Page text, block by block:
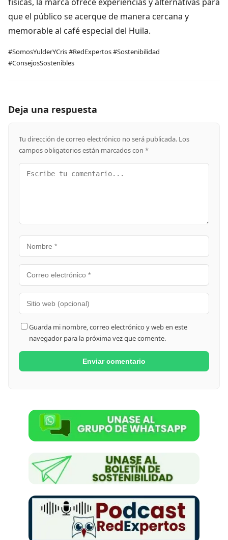
que el público se acerque de manera cercana y
memorable al café especial del Huila.
#SomosYulderYCris #RedExpertos #Sostenibilidad
#ConsejosSostenibles
Deja una respuesta
Tu dirección de correo electrónico no será publicada. Los
campos obligatorios están marcados con *
Guarda mi nombre, correo electrónico y web en este
navegador para la próxima vez que comente.